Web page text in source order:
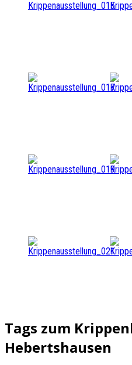
Tags zum
Hebertshausen